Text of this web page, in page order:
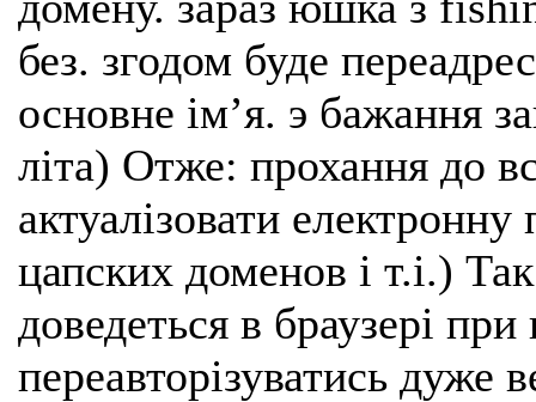
без. згодом буде
основне імʼя. э бажання
літа) Отже: прохання до
актуалізовати
цапских доменов і т.і.)
доведеться в браузері
переавторізуватись